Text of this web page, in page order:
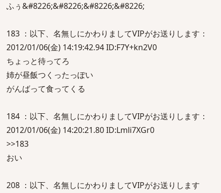
ふぅ&#8226;&#8226;&#8226;&#8226;
183 ：以下、名無しにかわりましてVIPがお送りします：
2012/01/06(金) 14:19:42.94 ID:F7Y+kn2V0
ちょっと待ってろ
姉が昼飯つくったっぽい
がんばって食ってくる
184 ：以下、名無しにかわりましてVIPがお送りします：
2012/01/06(金) 14:20:21.80 ID:Lmli7XGr0
>>183
おい
208 ：以下、名無しにかわりましてVIPがお送りします